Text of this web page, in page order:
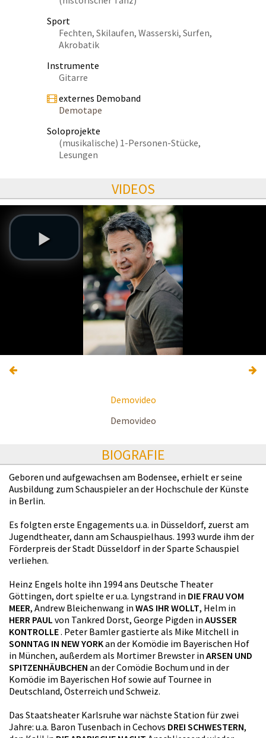
Sport
Fechten, Skilaufen, Wasserski, Surfen,
Akrobatik
Instrumente
Gitarre
externes Demoband
Demotape
Soloprojekte
(musikalische) 1-Personen-Stücke,
Lesungen
VIDEOS
Demovideo
Demovideo
BIOGRAFIE
Geboren und aufgewachsen am Bodensee, erhielt er seine
Ausbildung zum Schauspieler an der Hochschule der Künste
in Berlin.
Es folgten erste Engagements u.a. in Düsseldorf, zuerst am
Jugendtheater, dann am Schauspielhaus. 1993 wurde ihm der
Förderpreis der Stadt Düsseldorf in der Sparte Schauspiel
verliehen.
Heinz Engels holte ihn 1994 ans Deutsche Theater
Göttingen, dort spielte er u.a. Lyngstrand in DIE FRAU VOM
MEER, Andrew Bleichenwang in WAS IHR WOLLT, Helm in
HERR PAUL von Tankred Dorst, George Pigden in AUSSER
KONTROLLE. Peter Bamler gastierte als Mike Mitchell in
SONNTAG IN NEW YORKan der Komödie im Bayerischen Hof
in München, außerdem als Mortimer Brewster in ARSEN UND
SPITZENHÄUBCHEN an der Comödie Bochum und in der
Komödie im Bayerischen Hof sowie auf Tournee in
Deutschland, Österreich und Schweiz.
Das Staatsheater Karlsruhe war nächste Station für zwei
Jahre: u.a. Baron Tusenbach in Cechovs DREI SCHWESTERN,